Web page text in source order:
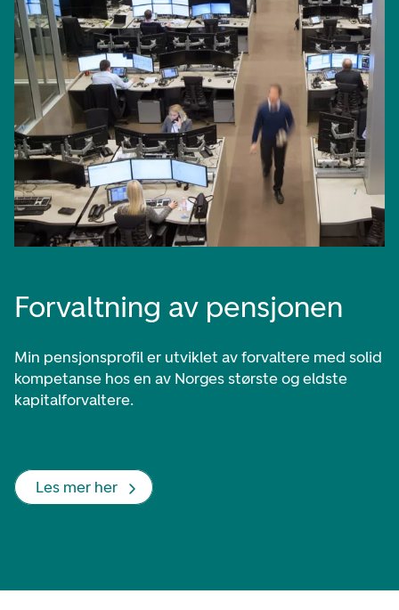
Forvaltning av pensjonen
Min pensjonsprofil er utviklet av forvaltere med solid
kompetanse hos en av Norges største og eldste
kapitalforvaltere.
Les mer her